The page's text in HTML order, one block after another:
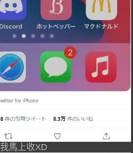
我馬上收XD